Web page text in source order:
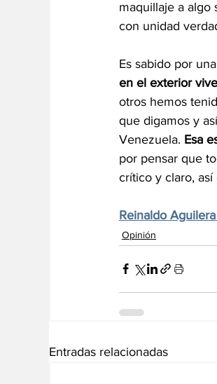
maquillaje a algo
con unidad
Es sabido por
en el exterior
otros hemos
que digamos y
Venezuela. Esa
por pensar que
crítico y claro,
Reinaldo
Opinión
Entradas relacionadas